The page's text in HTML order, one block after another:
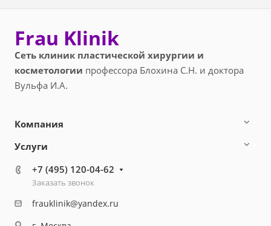
Frau Klinik
Сеть клиник пластической хирургии и
косметологии профессора Блохина С.Н. и доктора
Вульфа И.А.
Компания
Услуги
+7 (495) 120-04-62
Заказать звонок
frauklinik@yandex.ru